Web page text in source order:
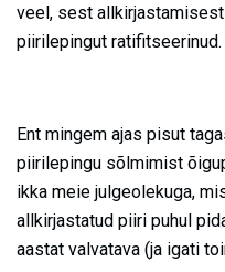
veel, sest
piirilepingut ratifitseerinud.
Ent mingem ajas pisut
piirilepingu sõlmimist
ikka meie julgeolekuga,
allkirjastatud piiri puhul
aastat valvatava (ja igati